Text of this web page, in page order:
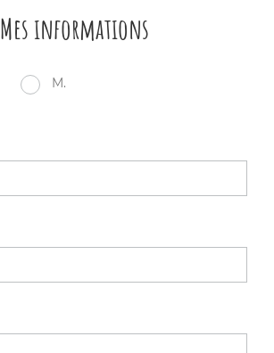
Mes informations
M.